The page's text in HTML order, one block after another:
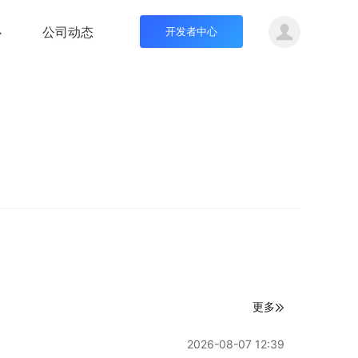
公司动态 开发者中心
更多
2026-08-07 12:39